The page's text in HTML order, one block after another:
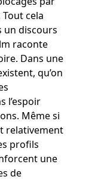
cela
un discours
raconte
Dans une
qu’on
l’espoir
Même si
relativement
profils
une
de